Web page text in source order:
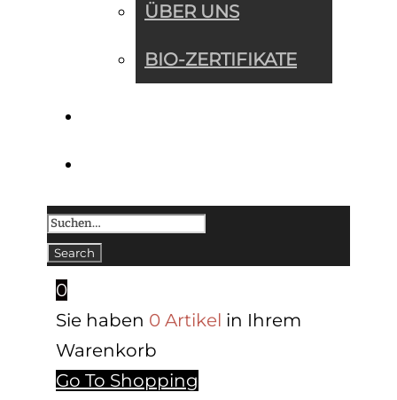
ÜBER UNS
BIO-ZERTIFIKATE
0
Sie haben 0 Artikel in Ihrem
Warenkorb
Go To Shopping